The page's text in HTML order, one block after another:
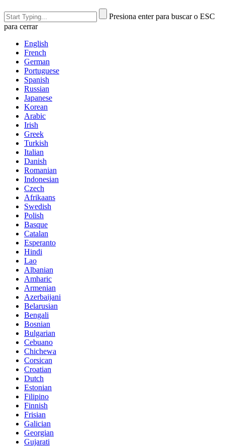
Presiona enter para buscar o ESC
para cerrar
English
French
German
Portuguese
Spanish
Russian
Japanese
Korean
Arabic
Irish
Greek
Turkish
Italian
Danish
Romanian
Indonesian
Czech
Afrikaans
Swedish
Polish
Basque
Catalan
Esperanto
Hindi
Lao
Albanian
Amharic
Armenian
Azerbaijani
Belarusian
Bengali
Bosnian
Bulgarian
Cebuano
Chichewa
Corsican
Croatian
Dutch
Estonian
Filipino
Finnish
Frisian
Galician
Georgian
Gujarati